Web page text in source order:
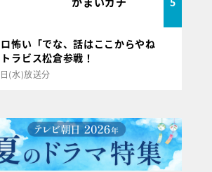
怖い「でな、話はここからやね
ラビス松倉参戦！
(水)放送分